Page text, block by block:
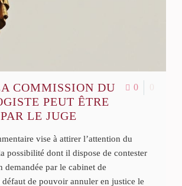
0 0
COMMISSION DU
PEUT ÊTRE
LE JUGE
vise à attirer l’attention du
possibilité dont il dispose de contester
demandée par le cabinet de
défaut de pouvoir annuler en justice le